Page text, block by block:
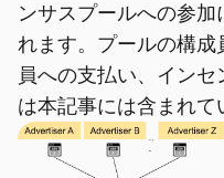
ンサスプールへの参
れます。プールの構
員への支払い、イン
は本記事には含まれて